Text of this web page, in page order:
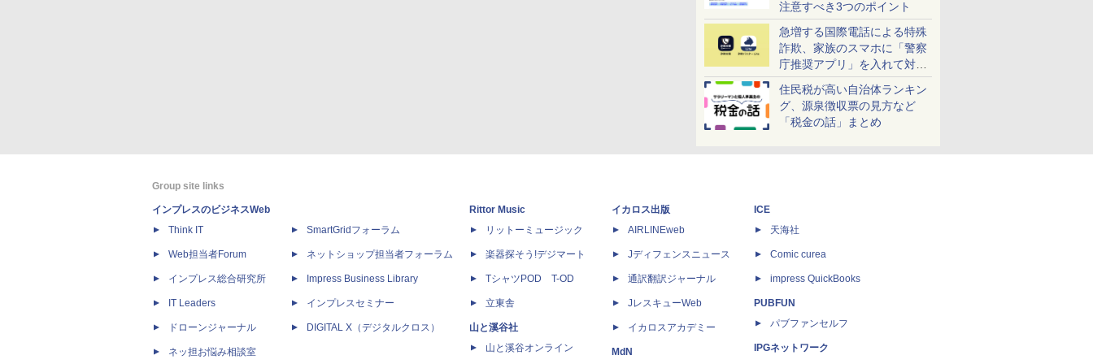
注意すべき3つのポイント
急増する国際電話による特殊
詐欺、家族のスマホに「警察
庁推奨アプリ」を入れて対策
しよう！
住民税が高い自治体ランキン
グ、源泉徴収票の見方など
「税金の話」まとめ
Group site links
インプレスのビジネスWeb
Think IT
Web担当者Forum
インプレス総合研究所
IT Leaders
ドローンジャーナル
ネッ担お悩み相談室
SmartGridフォーラム
ネットショップ担当者フォーラム
Impress Business Library
インプレスセミナー
DIGITAL X（デジタルクロス）
Rittor Music
リットーミュージック
楽器探そう!デジマート
TシャツPOD T-OD
立東舎
山と溪谷社
山と溪谷オンライン
イカロス出版
AIRLINEweb
Jディフェンスニュース
通訳翻訳ジャーナル
JレスキューWeb
イカロスアカデミー
MdN
ICE
天海社
Comic curea
impress QuickBooks
PUBFUN
パブファンセルフ
IPGネットワーク